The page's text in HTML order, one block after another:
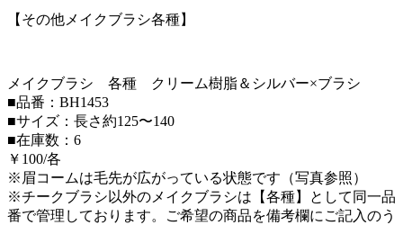
【その他メイクブラシ各種】
メイクブラシ 各種 クリーム樹脂＆シルバー×ブラシ
■品番：BH1453
■サイズ：長さ約125〜140
■在庫数：6
￥100/各
※眉コームは毛先が広がっている状態です（写真参照）
※チークブラシ以外のメイクブラシは【各種】として同一品
番で管理しております。ご希望の商品を備考欄にご記入のう